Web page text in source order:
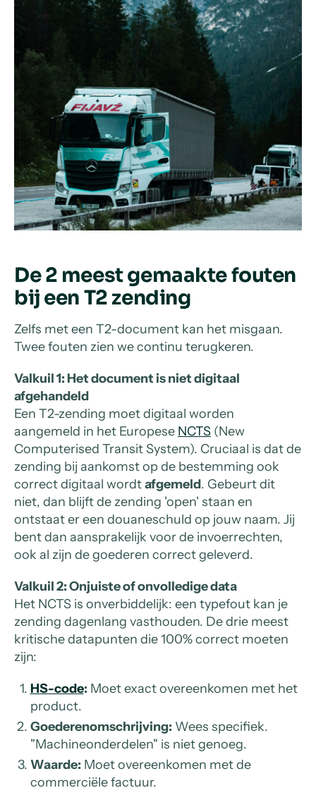
De 2 meest gemaakte fouten
bij een T2 zending
Zelfs met een T2-document kan het misgaan.
Twee fouten zien we continu terugkeren.
Valkuil 1: Het document is niet digitaal
afgehandeld
Een T2-zending moet digitaal worden
aangemeld in het Europese NCTS (New
Computerised Transit System). Cruciaal is dat de
zending bij aankomst op de bestemming ook
correct digitaal wordtafgemeld. Gebeurt dit
niet, dan blijft de zending 'open' staan en
ontstaat er een douaneschuld op jouw naam. Jij
bent dan aansprakelijk voor de invoerrechten,
ook al zijn de goederen correct geleverd.
Valkuil 2: Onjuiste of onvolledige data
Het NCTS is onverbiddelijk: een typefout kan je
zending dagenlang vasthouden. De drie meest
kritische datapunten die 100% correct moeten
zijn:
HS-code: Moet exact overeenkomen met het
product.
Goederenomschrijving: Wees specifiek.
"Machineonderdelen" is niet genoeg.
Waarde: Moet overeenkomen met de
commerciële factuur.